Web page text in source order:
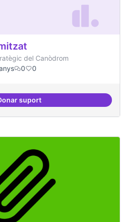
del Canòdrom
0 0
suport
Bar obert i dinamitzat